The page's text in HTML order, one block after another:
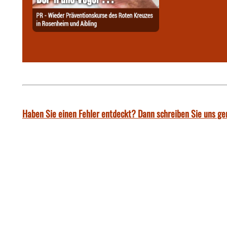
Haben Sie einen Fehler entdeckt? Dann schreiben Sie uns